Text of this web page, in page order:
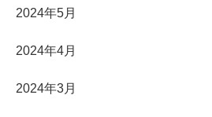
2024年5月
2024年4月
2024年3月